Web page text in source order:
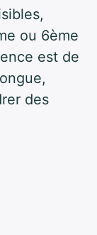
ou 6ème
est de
des